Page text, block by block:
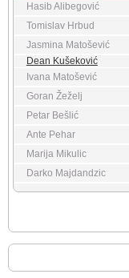
Hasib Alibegović
Tomislav Hrbud
Jasmina Matošević
Dean Kušeković
Ivana Matošević
Goran Žeželj
Petar Bešlić
Ante Pehar
Marija Mikulic
Darko Majdandzic